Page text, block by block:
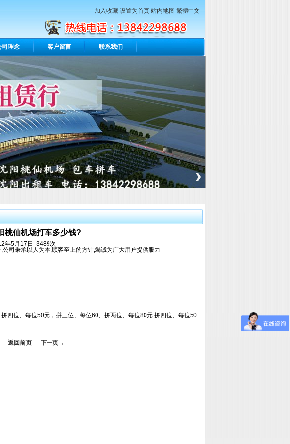
加入收藏 设置为首页 站内地图 繁體中文
司理念 客户留言 联系我们
›
桃仙机场打车多少钱?
年5月17日 3489次
司秉承以人为本,顾客至上的方针,竭诚为广大用户提供服力
四位、每位50元，拼三位、每位60、拼两位、每位80元 拼四位、每位50
返回前页 下一页→